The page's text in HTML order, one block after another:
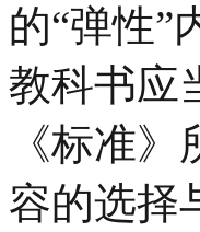
的“弹性”
教科书应
《标准
容的选择